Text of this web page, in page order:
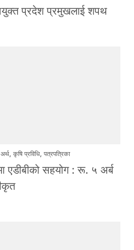
प्रदेश प्रमुखलाई शपथ
अर्थ,कृषि प्रविधि,पत्रपत्रिका
एडीबीको सहयोग : रू. ५ अर्ब